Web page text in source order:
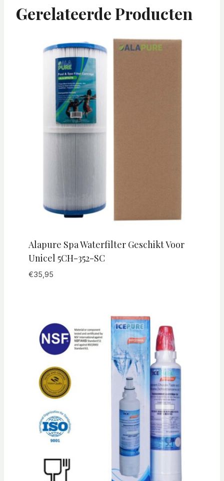
Gerelateerde Producten
Alapure Spa Waterfilter Geschikt Voor
Unicel 5CH-352-SC
€35,95